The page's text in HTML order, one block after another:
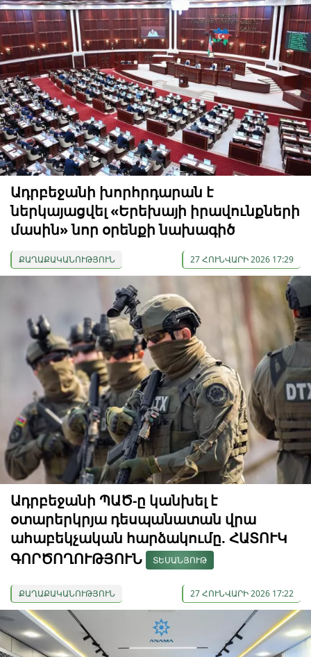
Ադրբեջանի խորհրդարան է
ներկայացվել «Երեխայի իրավունքների
մասին» նոր օրենքի նախագիծ
ՔԱՂԱՔԱԿԱՆՈՒԹՅՈՒՆ 27 ՀՈՒՆՎԱՐԻ 2026 17:29
Ադրբեջանի ՊԱԾ-ը կանխել է
օտարերկրյա դեսպանատան վրա
ահաբեկչական հարձակումը. ՀԱՏՈՒԿ
ԳՈՐԾՈՂՈՒԹՅՈՒՆ
ՏԵՍԱՆՅՈՒԹ
ՔԱՂԱՔԱԿԱՆՈՒԹՅՈՒՆ 27 ՀՈՒՆՎԱՐԻ 2026 17:22